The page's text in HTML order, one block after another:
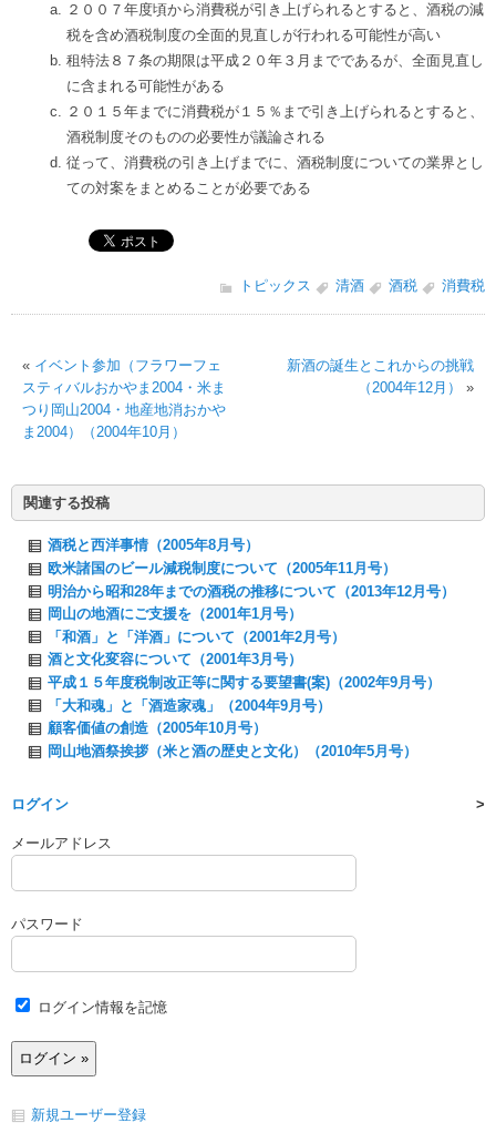
２００７年度頃から消費税が引き上げられるとすると、酒税の減
税を含め酒税制度の全面的見直しが行われる可能性が高い
租特法８７条の期限は平成２０年３月までであるが、全面見直し
に含まれる可能性がある
２０１５年までに消費税が１５％まで引き上げられるとすると、
酒税制度そのものの必要性が議論される
従って、消費税の引き上げまでに、酒税制度についての業界とし
ての対案をまとめることが必要である
トピックス 清酒 酒税 消費税
« イベント参加（フラワーフェ
スティバルおかやま2004・米ま
つり岡山2004・地産地消おかや
ま2004）（2004年10月）
新酒の誕生とこれからの挑戦
（2004年12月）
»
関連する投稿
酒税と西洋事情（2005年8月号）
欧米諸国のビール減税制度について（2005年11月号）
明治から昭和28年までの酒税の推移について（2013年12月号）
岡山の地酒にご支援を（2001年1月号）
「和酒」と「洋酒」について（2001年2月号）
酒と文化変容について（2001年3月号）
平成１５年度税制改正等に関する要望書(案)（2002年9月号）
「大和魂」と「酒造家魂」（2004年9月号）
顧客価値の創造（2005年10月号）
岡山地酒祭挨拶（米と酒の歴史と文化）（2010年5月号）
ログイン
メールアドレス
パスワード
ログイン情報を記憶
新規ユーザー登録